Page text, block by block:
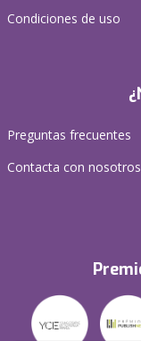
Condiciones de uso
Preguntas frecuentes
Contacta con